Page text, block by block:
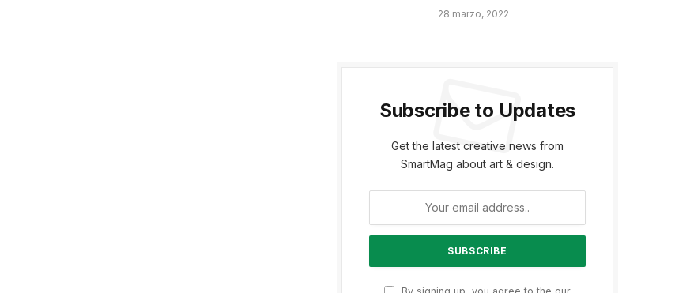
28 marzo, 2022
Subscribe to Updates
Get the latest creative news from
SmartMag about art & design.